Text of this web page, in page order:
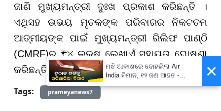
ଜାଣି ମୁଖ୍ୟମନ୍ତ୍ରୀ ଦୁଃଖ ପ୍ରକାଶ କରିଛନ୍ତି ।
ଏଥିସହ ଉଭୟ ମୃତକଙ୍କ ପରିବାରର ନିକଟତମ
ଆତ୍ମୀୟଙ୍କ ପାଇଁ ମୁଖ୍ୟମନ୍ତ୍ରୀ ରିଲିଫ ପାଣ୍ଠି
(CMRF)ରୁ ₹୪ ଲକ୍ଷ ଲେଖାଏଁ ସହାୟତା ଘୋଷଣା
କରିଛନ୍ତି ।
Tags:
prameyanews7
×
ମଝି ଆକାଶରେ ଦୋହଲିଲା Air
India ବିମାନ, ୧୨ ଜଣ ଆହତ -